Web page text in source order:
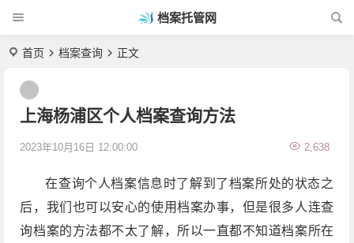
档案托管网
首页 档案查询 正文
上海杨浦区个人档案查询方法
2023年10月16日 12:00:00 2,638
在查询个人档案信息时了解到了档案所处的状态之
后，我们也可以安心的使用档案办事，但是很多人连查
询档案的方法都不太了解，所以一直都不知道档案所在